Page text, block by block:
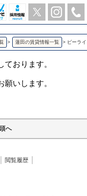
田店-丸岩産業株式会社-
> 蓮田の賃貸情報一覧 > ビーラ
ております。
いします。
へ
閲覧履歴